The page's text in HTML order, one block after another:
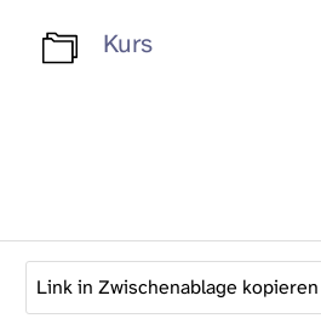
Kurs
Link in Zwischenablage kopieren